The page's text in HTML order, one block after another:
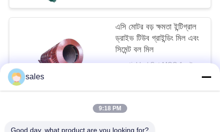
এসি মোটর বড় ক্ষমতা ইন্টিগ্রাল
ড্রাইভ টিউব গ্রাইন্ডিং মিল এবং
সিমেন্ট বল মিল
negotiable / Set MOQ:1 সেট / সেট
sales
9:18 PM
Good day, what product are you looking for?